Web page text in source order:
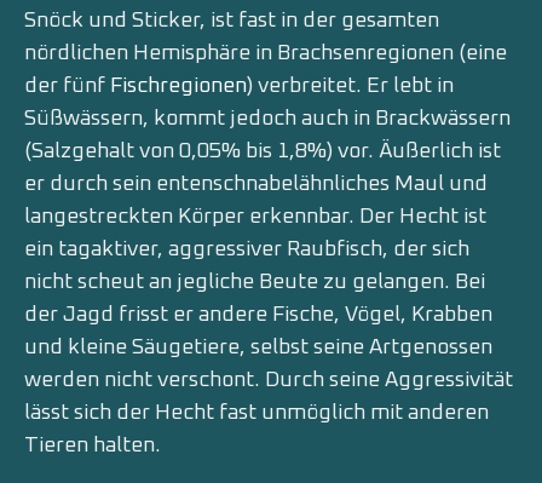
Snöck und Sticker, ist fast in der gesamten
nördlichen Hemisphäre in Brachsenregionen (eine
der fünf Fischregionen) verbreitet. Er lebt in
Süßwässern, kommt jedoch auch in Brackwässern
(Salzgehalt von 0,05% bis 1,8%) vor. Äußerlich ist
er durch sein entenschnabelähnliches Maul und
langestreckten Körper erkennbar. Der Hecht ist
ein tagaktiver, aggressiver Raubfisch, der sich
nicht scheut an jegliche Beute zu gelangen. Bei
der Jagd frisst er andere Fische, Vögel, Krabben
und kleine Säugetiere, selbst seine Artgenossen
werden nicht verschont. Durch seine Aggressivität
lässt sich der Hecht fast unmöglich mit anderen
Tieren halten.